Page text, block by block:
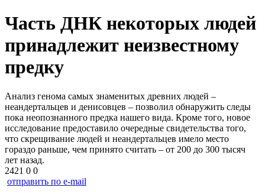
Часть ДНК некоторых людей
принадлежит неизвестному
предку
Анализ генома самых знаменитых древних людей –
неандертальцев и денисовцев – позволил обнаружить следы
пока неопознанного предка нашего вида. Кроме того, новое
исследование предоставило очередные свидетельства того,
что скрещивание людей и неандертальцев имело место
гораздо раньше, чем принято считать – от 200 до 300 тысяч
лет назад.
2421 0 0
отправить по e-mail